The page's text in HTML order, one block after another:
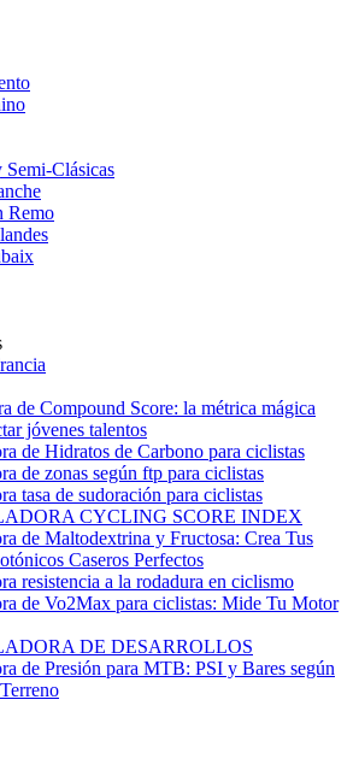
Semi-Clásicas
Remo
de Compound Score: la métrica mágica
jóvenes talentos
de Hidratos de Carbono para ciclistas
de zonas según ftp para ciclistas
tasa de sudoración para ciclistas
CYCLING SCORE INDEX
de Maltodextrina y Fructosa: Crea Tus
Caseros Perfectos
resistencia a la rodadura en ciclismo
de Vo2Max para ciclistas: Mide Tu Motor
DE DESARROLLOS
de Presión para MTB: PSI y Bares según